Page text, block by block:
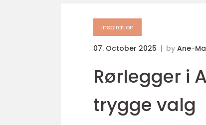
inspiration
07. October 2025 by Ane-
Rørlegger i
trygge valg